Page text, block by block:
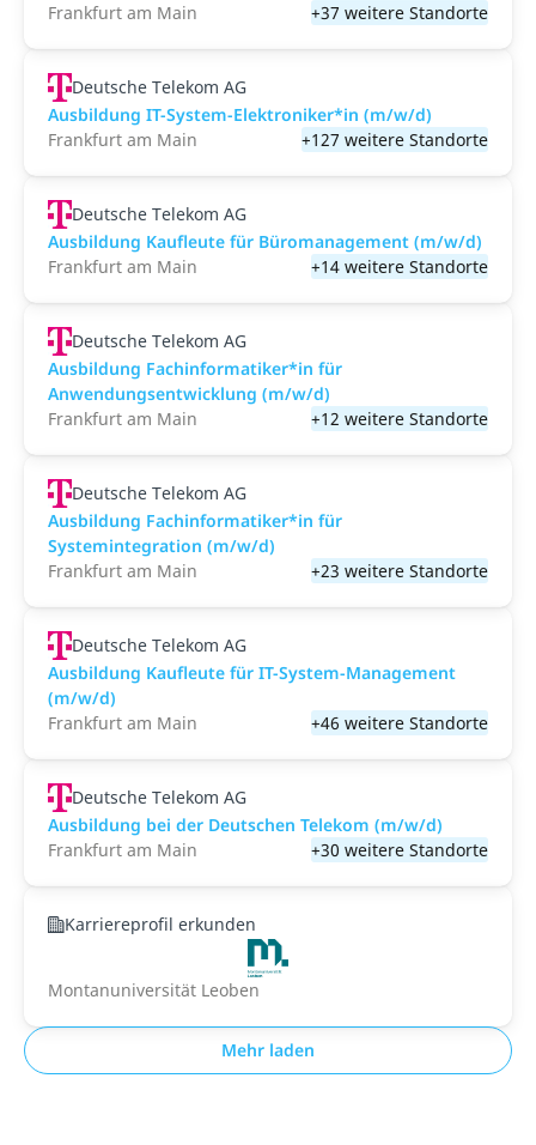
Frankfurt am Main
+37 weitere Standorte
Deutsche Telekom AG
Ausbildung IT-System-Elektroniker*in (m/w/d)
Frankfurt am Main
+127 weitere Standorte
Deutsche Telekom AG
Ausbildung Kaufleute für Büromanagement (m/w/d)
Frankfurt am Main
+14 weitere Standorte
Deutsche Telekom AG
Ausbildung Fachinformatiker*in für
Anwendungsentwicklung (m/w/d)
Frankfurt am Main
+12 weitere Standorte
Deutsche Telekom AG
Ausbildung Fachinformatiker*in für
Systemintegration (m/w/d)
Frankfurt am Main
+23 weitere Standorte
Deutsche Telekom AG
Ausbildung Kaufleute für IT-System-Management
(m/w/d)
Frankfurt am Main
+46 weitere Standorte
Deutsche Telekom AG
Ausbildung bei der Deutschen Telekom (m/w/d)
Frankfurt am Main
+30 weitere Standorte
Karriereprofil erkunden
Montanuniversität Leoben
Mehr laden